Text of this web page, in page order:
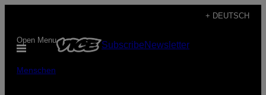
content
+ DEUTSCH
Open Menu SubscribeNewsletter
Menschen